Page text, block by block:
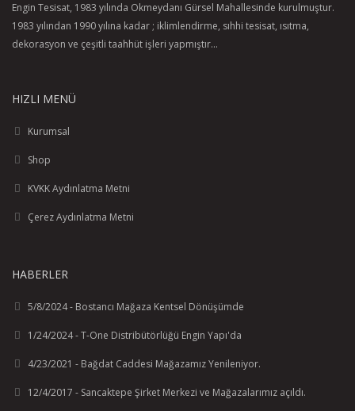
iç su iletimi ile
yıkanabilir süzgeç contası
bağlantı dişlisi G½
Hansgrohe Isiflex 160 Cm Duş Hortumu
yüksek kaliteli duş hortumu
bükülmeye karşı koruma
duş hortumu somunu: her iki tarafta konik somun
konik somunlar ile için
metal bağlantısı
bağlantı tipi: G ½
Engin Tesisat, 1983 yılında Okmeydanı Gürsel Mahallesinde kurulmuştur.
1983 yılından 1990 yılına kadar ; iklimlendirme, sıhhi tesisat, ısıtma,
dekorasyon ve çeşitli taahhüt işleri yapmıştır...
HIZLI MENÜ
Kurumsal
Shop
KVKK Aydınlatma Metni
Çerez Aydınlatma Metni
HABERLER
5/8/2024 - Bostancı Mağaza Kentsel Dönüşümde
1/24/2024 - T-One Distribütörlüğü Engin Yapı'da
4/23/2021 - Bağdat Caddesi Mağazamız Yenileniyor.
12/4/2017 - Sancaktepe Şirket Merkezi ve Mağazalarımız açıldı.